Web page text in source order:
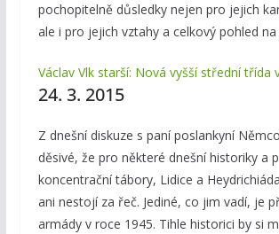
pochopitelně důsledky nejen pro jejich
ale i pro jejich vztahy a celkový pohled na
Václav Vlk starší: Nová vyšší střední třída
24. 3. 2015
Z dnešní diskuze s paní poslankyní
děsivé, že pro některé dnešní historiky a
koncentrační tábory, Lidice a
ani nestojí za řeč. Jediné, co jim vadí, je
armády v roce 1945. Tihle historici by si